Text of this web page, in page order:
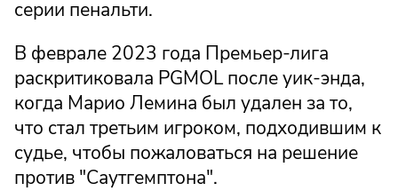
серии пенальти.
В феврале 2023 года Премьер-лига
раскритиковала PGMOL после уик-энда,
когда Марио Лемина был удален за то,
что стал третьим игроком, подходившим к
судье, чтобы пожаловаться на решение
против "Саутгемптона".